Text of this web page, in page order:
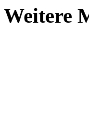
Weitere